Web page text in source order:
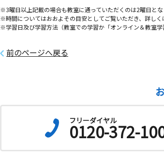
長崎稲佐教室
月 火 水 木 金 土
日
3歳～高校生
長崎高尾教室
火 木 金 土
日
長崎県長崎市上野町５－３ ＰＨビル２Ｆ
※3曜日以上記載の場合も教室に通っていただくのは2曜日とな
※時間についてはおおよその目安としてご覧いただき、詳し
※学習日及び学習方法（教室での学習か「オンライン＆教室
前のページへ戻る
フリーダイヤル
0120-372-